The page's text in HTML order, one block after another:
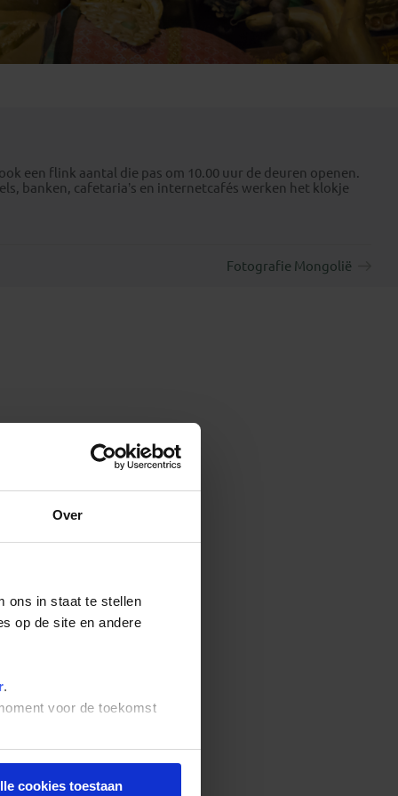
Over
ons in staat te stellen
op de site en andere
.
voor de toekomst
cookies toestaan
Emiraten
(1)
een flink aantal die pas om 10.00 uur de deuren openen.
banken, cafetaria’s en internetcafés werken het klokje
Fotografie Mongolië